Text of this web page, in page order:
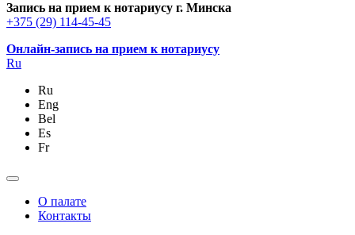
Запись на прием к нотариусу г. Минска
+375 (29) 114-45-45
Онлайн-запись на прием к нотариусу
Ru
Ru
Eng
Bel
Es
Fr
О палате
Контакты